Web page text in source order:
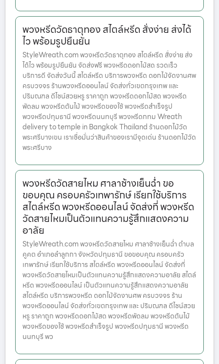
พวงหรีดวัดธาตุทอง สไตล์หรีด สั่งง่าย ส่งได้
ไว พร้อมรูปยืนยัน
StyleWreath.com พวงหรีดวัดธาตุทอง สไตล์หรีด สั่งง่าย ส่ง
ได้ไว พร้อมรูปยืนยัน จัดส่งฟรี พวงหรีดดอกไม้สด รวดเร็ว
บริการดี จัดส่งวันนี้ สไตล์หรีด บริการพวงหรีด ดอกไม้จัดงานศพ
ครบวงจร ร้านพวงหรีดออนไลน์ จัดส่งทั่วเขตกรุงเทพ และ
ปริมณฑล ดีไซน์สวยหรู ราคาถูก พวงหรีดดอกไม้สด พวงหรีด
พัดลม พวงหรีดต้นไม้ พวงหรีดของใช้ พวงหรีดสำเร็จรูป
พวงหรีดปทุมธานี พวงหรีดนนทบุรี พวงหรีดกทม Wreath
delivery to temple in Bangkok Thailand ร้านดอกไม้วัด
พระศรีบางเขน เราเชื่อมั่นว่าสินค้าของเรามีจุดเด่น ร้านดอกไม้วัด
พระศรีบาง
พวงหรีดวัดสายไหม ศาลาช้างเย็นฉ่ำ ขอ
ขอบคุณ ครอบครัวเทพารักษ์ เรียกใช้บริการ
สไตล์หรีด พวงหรีดออนไลน์ จัดส่งที่ พวงหรีด
วัดสายไหมเป็นตัวแทนความรู้สึกแสดงความ
อาลัย
StyleWreath.com พวงหรีดวัดสายไหม ศาลาช้างเย็นฉ่ำ ตำบล
คูคต อำเภอลำลูกกา จังหวัดปทุมธานี ขอขอบคุณ ครอบครัว
เทพารักษ์ เรียกใช้บริการ สไตล์หรีด พวงหรีดออนไลน์ จัดส่งที่
พวงหรีดวัดสายไหมเป็นตัวแทนความรู้สึกแสดงความอาลัย สไตล์
หรีด พวงหรีดออนไลน์ เป็นตัวแทนความรู้สึกแสดงความอาลัย
สไตล์หรีด บริการพวงหรีด ดอกไม้จัดงานศพ ครบวงจร ร้าน
พวงหรีดออนไลน์ จัดส่งทั่วเขตกรุงเทพ และ ปริมณฑล ดีไซน์สวย
หรู ราคาถูก พวงหรีดดอกไม้สด พวงหรีดพัดลม พวงหรีดต้นไม้
พวงหรีดของใช้ พวงหรีดสำเร็จรูป พวงหรีดปทุมธานี พวงหรีด
นนทบุรี พว